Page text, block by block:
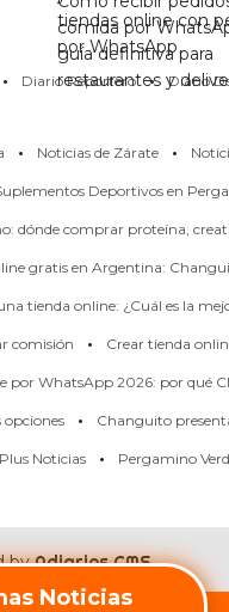
Noticias
tiendas online con
por WhatsApp
comida por
guía definitiva para
restaurantes y
· Diario Reportero · Diario
· Noticias de Zárate ·
Deportivos en
dónde comprar proteína,
gratis en Argentina:
tienda online: ¿Cuál es la
comisión · Crear tienda
por WhatsApp 2026: por qué
· Changuito
Noticias ·
Pergamino
byAdiarios CMS